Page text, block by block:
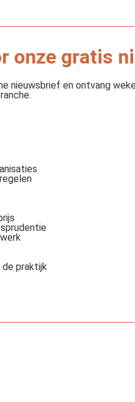
onze gratis
nieuwsbrief en ontvang
de praktijk